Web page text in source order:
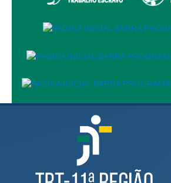
Calendário da Justiça Itinerante
Contas abertas em nome dos
Diários Eletrônicos
Espaço do Servidor
Guias de recolhimento
Leilão Público